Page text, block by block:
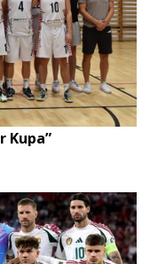
Kupa”